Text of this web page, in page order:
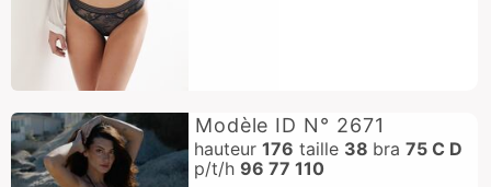
Modèle ID N° 2671
hauteur 176 taille 38 bra 75 C D
p/t/h 96 77 110